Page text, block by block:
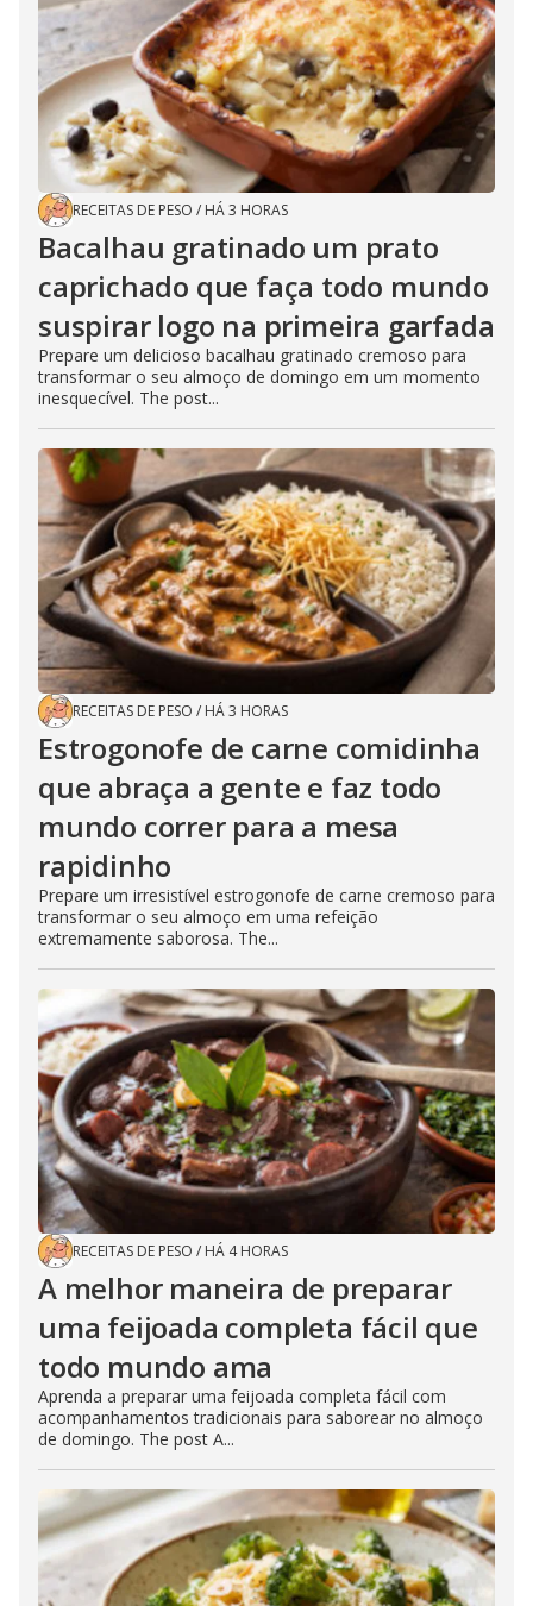
RECEITAS DE PESO / HÁ 3 HORAS
Bacalhau gratinado um prato
caprichado que faça todo mundo
suspirar logo na primeira garfada
Prepare um delicioso bacalhau gratinado cremoso para
transformar o seu almoço de domingo em um momento
inesquecível. The post...
RECEITAS DE PESO / HÁ 3 HORAS
Estrogonofe de carne comidinha
que abraça a gente e faz todo
mundo correr para a mesa
rapidinho
Prepare um irresistível estrogonofe de carne cremoso para
transformar o seu almoço em uma refeição
extremamente saborosa. The...
RECEITAS DE PESO / HÁ 4 HORAS
A melhor maneira de preparar
uma feijoada completa fácil que
todo mundo ama
Aprenda a preparar uma feijoada completa fácil com
acompanhamentos tradicionais para saborear no almoço
de domingo. The post A...